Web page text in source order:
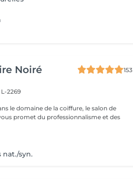
Noiré
153
L-2269
le domaine de la coiffure, le salon de
promet du professionnalisme et des
syn.